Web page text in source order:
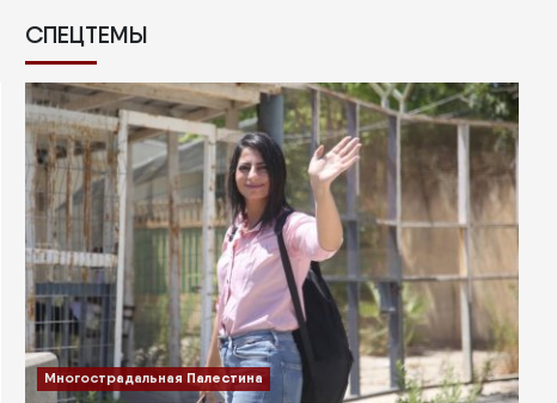
СПЕЦТЕМЫ
Многострадальная Палестина